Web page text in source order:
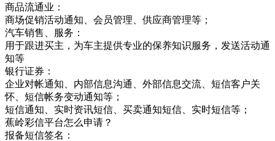
商品流通业：
商场促销活动通知、会员管理、供应商管理等；
汽车销售、服务：
用于跟进买主，为车主提供专业的保养知识服务，发送活动通
知等
银行证券：
企业对帐通知、内部信息沟通、外部信息交流、短信客户关
怀、短信帐务变动通知等；
短信通知、实时资讯短信、买卖通知短信、实时短信等；
蕉岭彩信平台怎么申请？
报备短信签名：